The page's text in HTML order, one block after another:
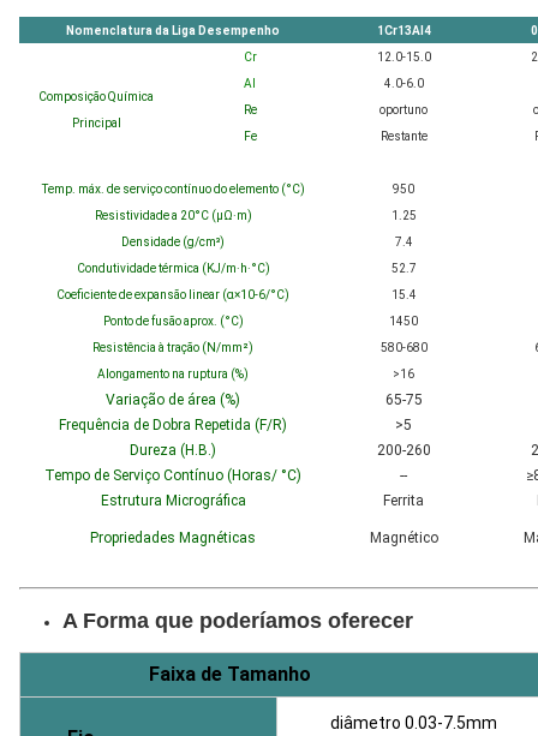
Nomenclatura da Liga Desempenho 1Cr13Al4
Composição Química
Principal
Cr 12.0-15.0
Al
4.0-6.0
Re
oportuno
Fe
Restante
Temp. máx. de serviço contínuo do elemento (°C)
950
Resistividade a 20°C (µΩ·m)
1.25
Densidade (g/cm³)
7.4
Condutividade térmica (KJ/m·h·°C)
52.7
Coeficiente de expansão linear (α×10-6/°C)
15.4
Ponto de fusão aprox. (°C)
1450
Resistência à tração (N/mm²)
580-680
Alongamento na ruptura (%)
>16
Variação de área (%)
65-75
Frequência de Dobra Repetida (F/R)
>5
Dureza (H.B.)
200-260
Tempo de Serviço Contínuo (Horas/ °C)
--
Estrutura Micrográfica
Ferrita
Propriedades Magnéticas Magnético
A Forma que poderíamos oferecer
Faixa de Tamanho
diâmetro 0.03-7.5mm